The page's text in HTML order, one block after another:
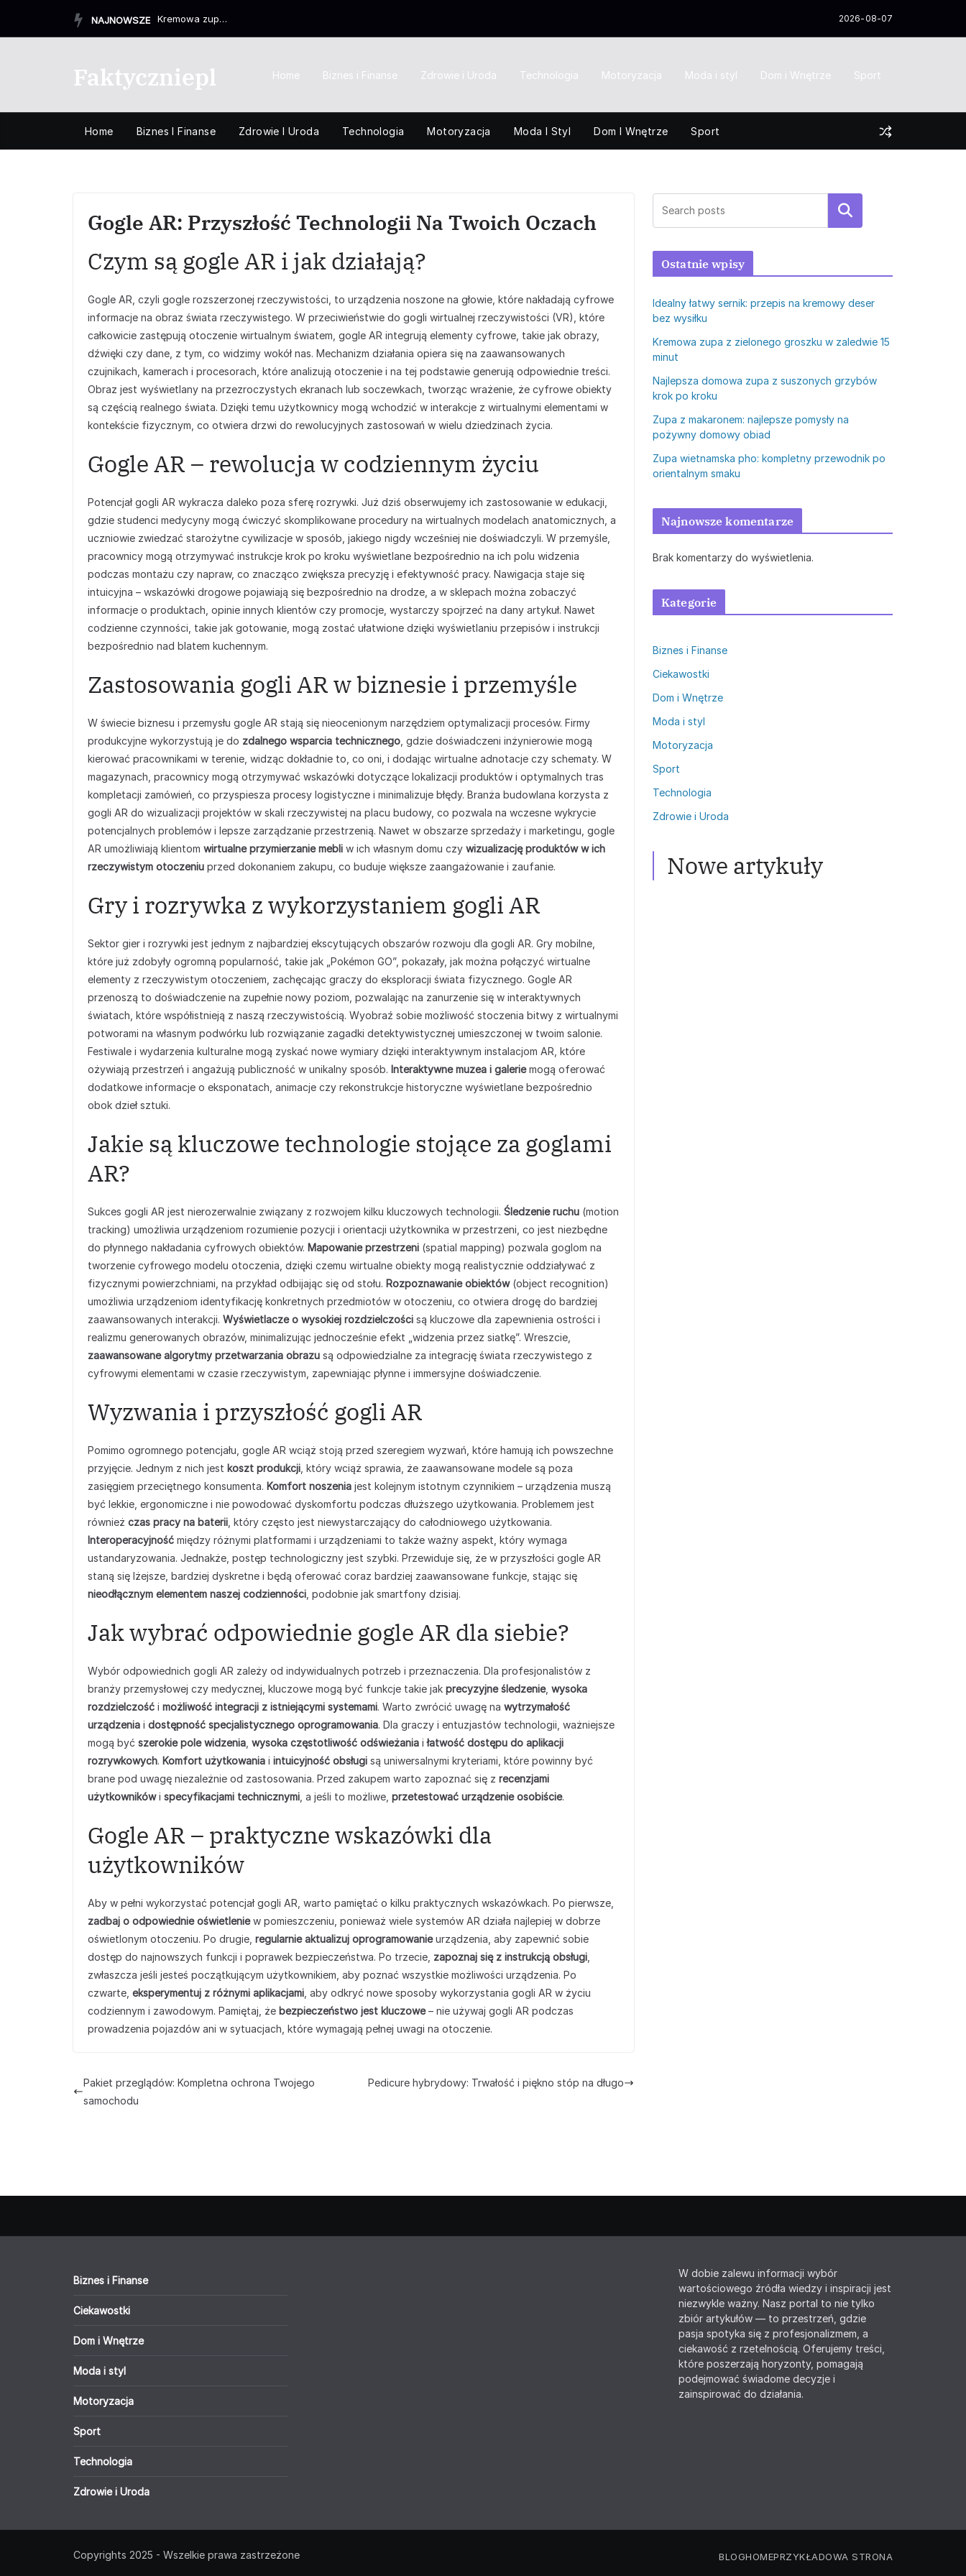
NAJNOWSZE Kremowa zupa z zielonego groszku w zaledwie 15 minut 2026-08-07
Faktyczniepl Home Biznes i Finanse Zdrowie i Uroda Technologia Motoryzacja Moda i styl Dom i Wnętrze Sport
Home Biznes I Finanse Zdrowie I Uroda Technologia Motoryzacja Moda I Styl Dom I Wnętrze Sport
Gogle AR: Przyszłość Technologii Na Twoich Oczach
Czym są gogle AR i jak działają?
Gogle AR, czyli gogle rozszerzonej rzeczywistości, to urządzenia noszone na głowie, które nakładają cyfrowe
informacje na obraz świata rzeczywistego. W przeciwieństwie do gogli wirtualnej rzeczywistości (VR), które
całkowicie zastępują otoczenie wirtualnym światem, gogle AR integrują elementy cyfrowe, takie jak obrazy,
dźwięki czy dane, z tym, co widzimy wokół nas. Mechanizm działania opiera się na zaawansowanych
czujnikach, kamerach i procesorach, które analizują otoczenie i na tej podstawie generują odpowiednie treści.
Obraz jest wyświetlany na przezroczystych ekranach lub soczewkach, tworząc wrażenie, że cyfrowe obiekty
są częścią realnego świata. Dzięki temu użytkownicy mogą wchodzić w interakcje z wirtualnymi elementami w
kontekście fizycznym, co otwiera drzwi do rewolucyjnych zastosowań w wielu dziedzinach życia.
Gogle AR – rewolucja w codziennym życiu
Potencjał gogli AR wykracza daleko poza sferę rozrywki. Już dziś obserwujemy ich zastosowanie w edukacji,
gdzie studenci medycyny mogą ćwiczyć skomplikowane procedury na wirtualnych modelach anatomicznych, a
uczniowie zwiedzać starożytne cywilizacje w sposób, jakiego nigdy wcześniej nie doświadczyli. W przemyśle,
pracownicy mogą otrzymywać instrukcje krok po kroku wyświetlane bezpośrednio na ich polu widzenia
podczas montażu czy napraw, co znacząco zwiększa precyzję i efektywność pracy. Nawigacja staje się
intuicyjna – wskazówki drogowe pojawiają się bezpośrednio na drodze, a w sklepach można zobaczyć
informacje o produktach, opinie innych klientów czy promocje, wystarczy spojrzeć na dany artykuł. Nawet
codzienne czynności, takie jak gotowanie, mogą zostać ułatwione dzięki wyświetlaniu przepisów i instrukcji
bezpośrednio nad blatem kuchennym.
Zastosowania gogli AR w biznesie i przemyśle
W świecie biznesu i przemysłu gogle AR stają się nieocenionym narzędziem optymalizacji procesów. Firmy
produkcyjne wykorzystują je do zdalnego wsparcia technicznego , gdzie doświadczeni inżynierowie mogą
kierować pracownikami w terenie, widząc dokładnie to, co oni, i dodając wirtualne adnotacje czy schematy. W
magazynach, pracownicy mogą otrzymywać wskazówki dotyczące lokalizacji produktów i optymalnych tras
kompletacji zamówień, co przyspiesza procesy logistyczne i minimalizuje błędy. Branża budowlana korzysta z
gogli AR do wizualizacji projektów w skali rzeczywistej na placu budowy, co pozwala na wczesne wykrycie
potencjalnych problemów i lepsze zarządzanie przestrzenią. Nawet w obszarze sprzedaży i marketingu, gogle
AR umożliwiają klientom wirtualne przymierzanie mebli w ich własnym domu czy wizualizację produktów w ich
rzeczywistym otoczeniu przed dokonaniem zakupu, co buduje większe zaangażowanie i zaufanie.
Gry i rozrywka z wykorzystaniem gogli AR
Sektor gier i rozrywki jest jednym z najbardziej ekscytujących obszarów rozwoju dla gogli AR. Gry mobilne,
które już zdobyły ogromną popularność, takie jak „Pokémon GO”, pokazały, jak można połączyć wirtualne
elementy z rzeczywistym otoczeniem, zachęcając graczy do eksploracji świata fizycznego. Gogle AR
przenoszą to doświadczenie na zupełnie nowy poziom, pozwalając na zanurzenie się w interaktywnych
światach, które współistnieją z naszą rzeczywistością. Wyobraź sobie możliwość stoczenia bitwy z wirtualnymi
potworami na własnym podwórku lub rozwiązanie zagadki detektywistycznej umieszczonej w twoim salonie.
Festiwale i wydarzenia kulturalne mogą zyskać nowe wymiary dzięki interaktywnym instalacjom AR, które
ożywiają przestrzeń i angażują publiczność w unikalny sposób. Interaktywne muzea i galeriemogą oferować
dodatkowe informacje o eksponatach, animacje czy rekonstrukcje historyczne wyświetlane bezpośrednio
obok dzieł sztuki.
Jakie są kluczowe technologie stojące za goglami
AR?
Sukces gogli AR jest nierozerwalnie związany z rozwojem kilku kluczowych technologii. Śledzenie ruchu (motion
tracking) umożliwia urządzeniom rozumienie pozycji i orientacji użytkownika w przestrzeni, co jest niezbędne
do płynnego nakładania cyfrowych obiektów. Mapowanie przestrzeni (spatial mapping) pozwala goglom na
tworzenie cyfrowego modelu otoczenia, dzięki czemu wirtualne obiekty mogą realistycznie oddziaływać z
fizycznymi powierzchniami, na przykład odbijając się od stołu. Rozpoznawanie obiektów(object recognition)
umożliwia urządzeniom identyfikację konkretnych przedmiotów w otoczeniu, co otwiera drogę do bardziej
zaawansowanych interakcji. Wyświetlacze o wysokiej rozdzielczości są kluczowe dla zapewnienia ostrości i
realizmu generowanych obrazów, minimalizując jednocześnie efekt „widzenia przez siatkę”. Wreszcie,
zaawansowane algorytmy przetwarzania obrazu są odpowiedzialne za integrację świata rzeczywistego z
cyfrowymi elementami w czasie rzeczywistym, zapewniając płynne i immersyjne doświadczenie.
Wyzwania i przyszłość gogli AR
Pomimo ogromnego potencjału, gogle AR wciąż stoją przed szeregiem wyzwań, które hamują ich powszechne
przyjęcie. Jednym z nich jest koszt produkcji , który wciąż sprawia, że zaawansowane modele są poza
zasięgiem przeciętnego konsumenta. Komfort noszenia jest kolejnym istotnym czynnikiem – urządzenia muszą
być lekkie, ergonomiczne i nie powodować dyskomfortu podczas dłuższego użytkowania. Problemem jest
również czas pracy na baterii , który często jest niewystarczający do całodniowego użytkowania.
Interoperacyjność między różnymi platformami i urządzeniami to także ważny aspekt, który wymaga
ustandaryzowania. Jednakże, postęp technologiczny jest szybki. Przewiduje się, że w przyszłości gogle AR
staną się lżejsze, bardziej dyskretne i będą oferować coraz bardziej zaawansowane funkcje, stając się
nieodłącznym elementem naszej codzienności , podobnie jak smartfony dzisiaj.
Jak wybrać odpowiednie gogle AR dla siebie?
Wybór odpowiednich gogli AR zależy od indywidualnych potrzeb i przeznaczenia. Dla profesjonalistów z
branży przemysłowej czy medycznej, kluczowe mogą być funkcje takie jak precyzyjne śledzenie, wysoka
rozdzielczość i możliwość integracji z istniejącymi systemami. Warto zwrócić uwagę na wytrzymałość
urządzenia i dostępność specjalistycznego oprogramowania. Dla graczy i entuzjastów technologii, ważniejsze
mogą być szerokie pole widzenia wysoka częstotliwość odświeżania iłatwość dostępu do aplikacji
rozrywkowych. Komfort użytkowania i intuicyjność obsługi są uniwersalnymi kryteriami, które powinny być
brane pod uwagę niezależnie od zastosowania. Przed zakupem warto zapoznać się z recenzjami
użytkownikówi specyfikacjami technicznymi , a jeśli to możliwe, przetestować urządzenie osobiście.
Gogle AR – praktyczne wskazówki dla
użytkowników
Aby w pełni wykorzystać potencjał gogli AR, warto pamiętać o kilku praktycznych wskazówkach. Po pierwsze,
zadbaj o odpowiednie oświetleniew pomieszczeniu, ponieważ wiele systemów AR działa najlepiej w dobrze
oświetlonym otoczeniu. Po drugie, regularnie aktualizuj oprogramowanieurządzenia, aby zapewnić sobie
dostęp do najnowszych funkcji i poprawek bezpieczeństwa. Po trzecie, zapoznaj się z instrukcją obsługi
zwłaszcza jeśli jesteś początkującym użytkownikiem, aby poznać wszystkie możliwości urządzenia. Po
czwarte, eksperymentuj z różnymi aplikacjami , aby odkryć nowe sposoby wykorzystania gogli AR w życiu
codziennym i zawodowym. Pamiętaj, że bezpieczeństwo jest kluczowe– nie używaj gogli AR podczas
prowadzenia pojazdów ani w sytuacjach, które wymagają pełnej uwagi na otoczenie.
Pakiet przeglądów: Kompletna ochrona Twojego
samochodu
Pedicure hybrydowy: Trwałość i piękno stóp na długo
Szukaj
Ostatnie wpisy
Idealny łatwy sernik: przepis na kremowy deser
bez wysiłku
Kremowa zupa z zielonego groszku w zaledwie 15
minut
Najlepsza domowa zupa z suszonych grzybów
krok po kroku
Zupa z makaronem: najlepsze pomysły na
pożywny domowy obiad
Zupa wietnamska pho: kompletny przewodnik po
orientalnym smaku
Najnowsze komentarze
Brak komentarzy do wyświetlenia.
Kategorie
Biznes i Finanse
Ciekawostki
Dom i Wnętrze
Moda i styl
Motoryzacja
Sport
Technologia
Zdrowie i Uroda
Nowe artykuły
Skuteczne metody walki
Biznes i Finanse
Ciekawostki
Dom i Wnętrze
Moda i styl
Motoryzacja
Sport
Technologia
Zdrowie i Uroda
W dobie zalewu informacji wybór
wartościowego źródła wiedzy i inspiracji jest
niezwykle ważny. Nasz portal to nie tylko
zbiór artykułów — to przestrzeń, gdzie
pasja spotyka się z profesjonalizmem, a
ciekawość z rzetelnością. Oferujemy treści,
które poszerzają horyzonty, pomagają
podejmować świadome decyzje i
zainspirować do działania.
Copyrights 2025 - Wszelkie prawa zastrzeżone BLOGHOMEPRZYKŁADOWA STRONA